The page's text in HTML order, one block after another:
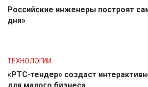
Российские инженеры построят
дня»
ТЕХНОЛОГИИ
«РТС-тендер» создаст